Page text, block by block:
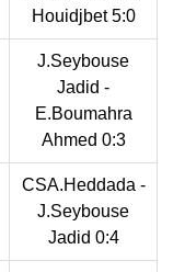
Houidjbet 5:0
J.Seybouse
Jadid -
E.Boumahra
Ahmed 0:3
CSA.Heddada -
J.Seybouse
Jadid 0:4